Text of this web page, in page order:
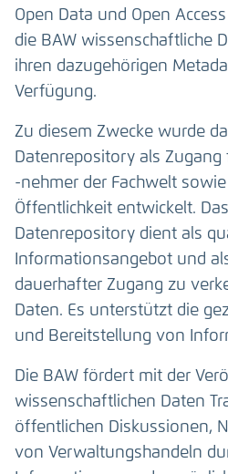
Open Data und Open
die BAW wissenschaftliche
ihren dazugehörigen
Verfügung.
Zu diesem Zwecke wurde
Datenrepository als
-nehmer der Fachwelt
Öffentlichkeit entwickelt.
Datenrepository dient als
Informationsangebot und
dauerhafter Zugang zu
Daten. Es unterstützt die
und Bereitstellung von
Die BAW fördert mit der
wissenschaftlichen Daten
öffentlichen Diskussionen,
von Verwaltungshandeln